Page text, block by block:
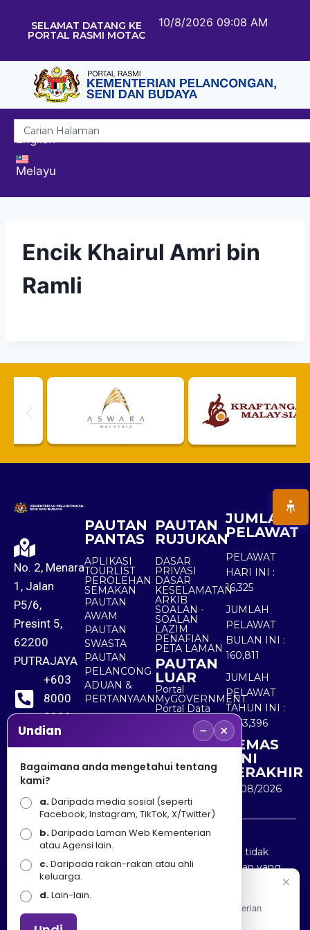
SELAMAT DATANG KE
PORTAL RASMI MOTAC
10/8/2026 09:08 AM
English
Melayu
Encik Khairul Amri bin
Ramli
No. 2, Menara
1, Jalan
P5/6,
Presint 5,
62200
PUTRAJAYA
+603
8000
8000
+603
8891
7100
PAUTAN
PANTAS
APLIKASI
TOURLIST
PEROLEHAN
SEMAKAN
PAUTAN
AWAM
PAUTAN
SWASTA
PAUTAN
PELANCONG
ADUAN &
PERTANYAAN
PAUTAN
RUJUKAN
DASAR
PRIVASI
DASAR
KESELAMATAN
ARKIB
SOALAN -
SOALAN
LAZIM
PENAFIAN
PETA LAMAN
PAUTAN
LUAR
Portal
MyGOVERNMENT
Portal Data
Terbuka
Sektor Awam
JUMLAH
PELAWAT
PELAWAT
HARI INI :
16,325
JUMLAH
PELAWAT
BULAN INI :
160,811
JUMLAH
PELAWAT
TAHUN INI :
5,563,396
KEMAS
KINI
TERAKHIR
10/08/2026
Penafian : Kerajaan Malaysia dan Kementerian
Pelancongan Seni dan Budaya (MOTAC) adalah tidak
bertanggungjawab atas kehilangan atau kerugian yang
disebabkan oleh penggunaan mana-mana maklumat
yang diperolehi dari portal ini.
Undian − ×
Bagaimana anda mengetahui tentang
kami?
a.Daripada media sosial (seperti
Facebook, Instagram, TikTok, X/Twitter)
b.Daripada Laman Web Kementerian
atau Agensi lain.
c.Daripada rakan-rakan atau ahli
keluarga.
d.Lain-lain.
Apa Khabar! Selamat datang ke Portal Rasmi Kementerian
Pelancongan, Seni dan Budaya